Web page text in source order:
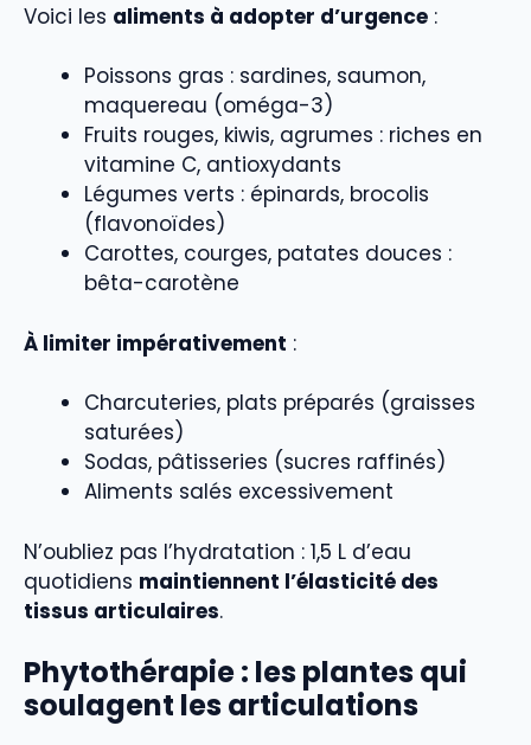
Voici les aliments à adopter d’urgence :
Poissons gras : sardines, saumon,
maquereau (oméga-3)
Fruits rouges, kiwis, agrumes : riches en
vitamine C, antioxydants
Légumes verts : épinards, brocolis
(flavonoïdes)
Carottes, courges, patates douces :
bêta-carotène
À limiter impérativement :
Charcuteries, plats préparés (graisses
saturées)
Sodas, pâtisseries (sucres raffinés)
Aliments salés excessivement
N’oubliez pas l’hydratation : 1,5 L d’eau
quotidiens maintiennent l’élasticité des
tissus articulaires.
Phytothérapie : les plantes qui
soulagent les articulations